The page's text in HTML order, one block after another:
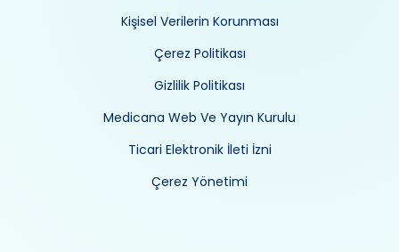
Kişisel Verilerin Korunması
Çerez Politikası
Gizlilik Politikası
Medicana Web Ve Yayın Kurulu
Ticari Elektronik İleti İzni
Çerez Yönetimi